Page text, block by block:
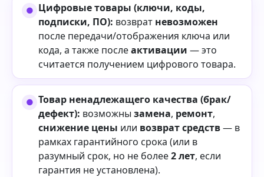
Цифровые товары (ключи, коды,
подписки, ПО): возврат невозможен
после передачи/отображения ключа или
кода, а также послеактивации — это
считается получением цифрового товара.
Товар ненадлежащего качества (брак/
дефект): возможны замена, ремонт,
снижение цены или возврат средств— в
рамках гарантийного срока (или в
разумный срок, но не более2 лет, если
гарантия не установлена).